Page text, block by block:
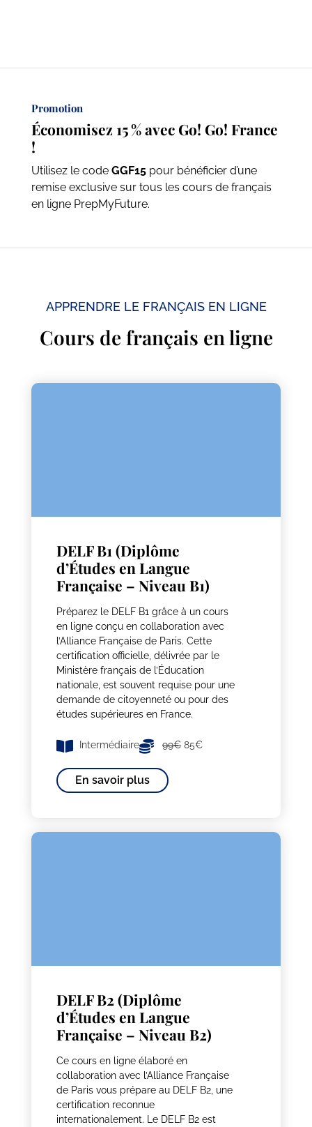
Promotion
Économisez 15 % avec Go! Go! France
!
Utilisez le code GGF15pour bénéficier d’une
remise exclusive sur tous les cours de français
en ligne PrepMyFuture.
APPRENDRE LE FRANÇAIS EN LIGNE
Cours de français en ligne
DELF B1 (Diplôme
d’Études en Langue
Française – Niveau B1)
Préparez le DELF B1 grâce à un cours
en ligne conçu en collaboration avec
l’Alliance Française de Paris. Cette
certification officielle, délivrée par le
Ministère français de l’Éducation
nationale, est souvent requise pour une
demande de citoyenneté ou pour des
études supérieures en France.
Intermédiaire 99€85€
En savoir plus
DELF B2 (Diplôme
d’Études en Langue
Française – Niveau B2)
Ce cours en ligne élaboré en
collaboration avec l’Alliance Française
de Paris vous prépare au DELF B2, une
certification reconnue
internationalement. Le DELF B2 est